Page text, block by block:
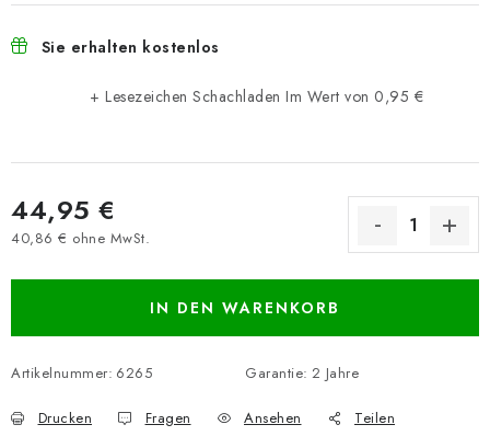
Sie erhalten kostenlos
+ Lesezeichen Schachladen Im Wert von 0,95 €
44,95 €
40,86 € ohne MwSt.
IN DEN WARENKORB
Artikelnummer: 6265 Garantie: 2 Jahre
Drucken Fragen Ansehen Teilen